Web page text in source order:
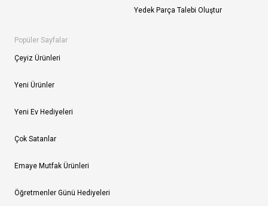
Yedek Parça Talebi Oluştur
Popüler Sayfalar
Çeyiz Ürünleri
Yeni Ürünler
Yeni Ev Hediyeleri
Çok Satanlar
Emaye Mutfak Ürünleri
Öğretmenler Günü Hediyeleri